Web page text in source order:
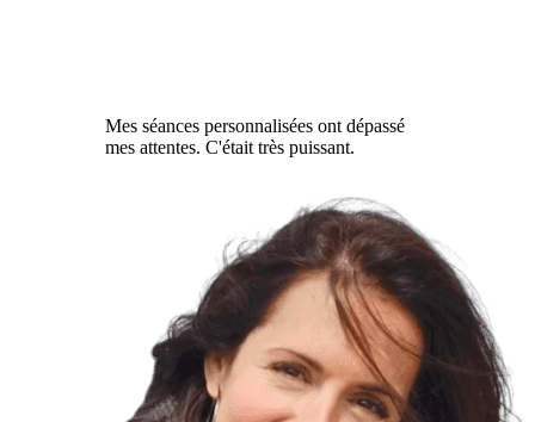
Mes séances personnalisées ont dépassé
mes attentes. C'était très puissant.